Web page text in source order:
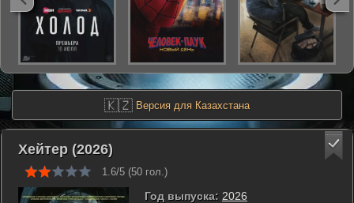
🇰🇿 Версия для Казахстана
Хейтер (2026)
1.6/5 (50 гол.)
Год выпуска: 2026